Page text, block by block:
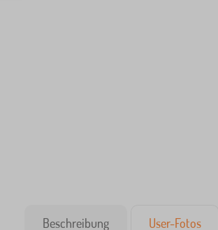
Beschreibung User-Fotos